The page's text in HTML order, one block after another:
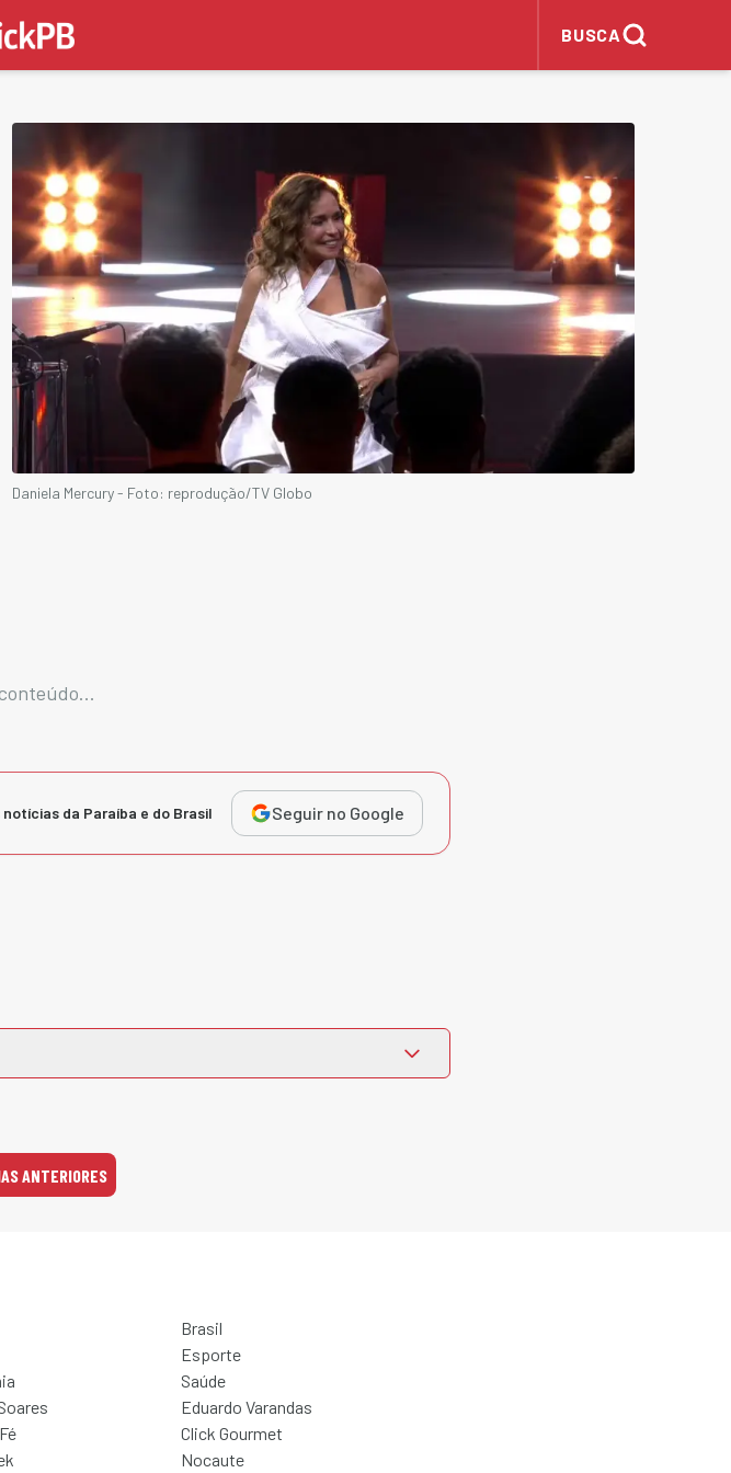
BUSCA
Daniela Mercury - Foto: reprodução/TV Globo
da Paraíba e do Brasil Seguir no Google
ANTERIORES
Brasil
Esporte
Saúde
Eduardo Varandas
Click Gourmet
Nocaute